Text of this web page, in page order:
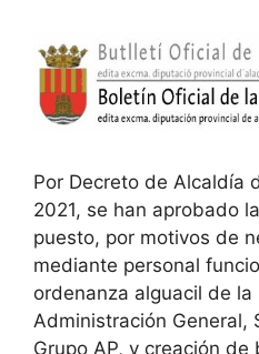
Por Decreto de Alcaldía
2021, se han aprobado
puesto, por motivos de
mediante personal
ordenanza alguacil de la
Administración General,
Grupo AP, y creación de